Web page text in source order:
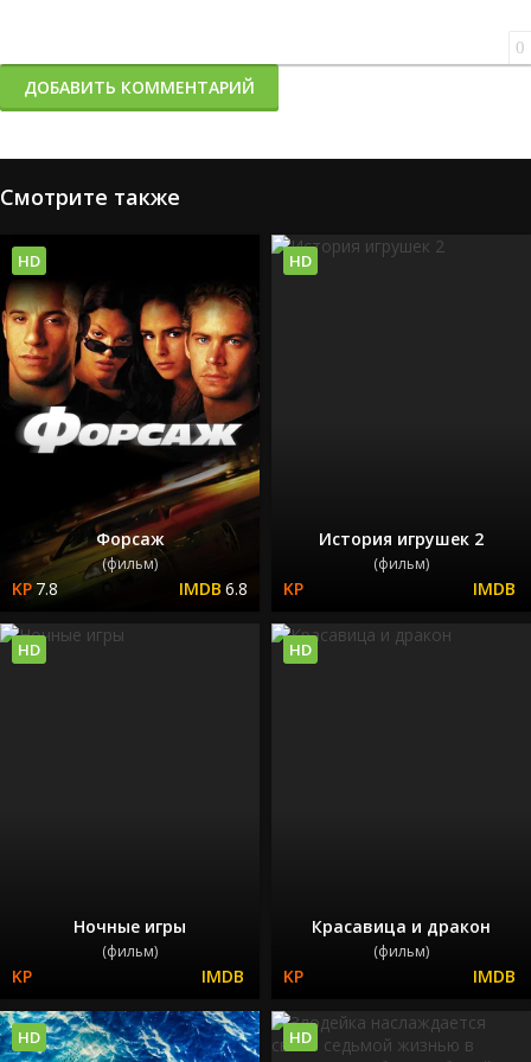
0
ДОБАВИТЬ КОММЕНТАРИЙ
Смотрите также
Форсаж
(фильм)
7.8 6.8
HD
История игрушек 2
(фильм)
HD
Ночные игры
(фильм)
HD
Красавица и дракон
(фильм)
HD
HD HD